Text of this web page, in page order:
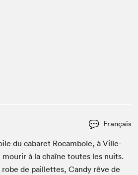
Français
du cabaret Rocam­bole, à Vil­le­
mourir à la chaîne toutes les nuits.
robe de pail­lettes, Can­dy rêve de